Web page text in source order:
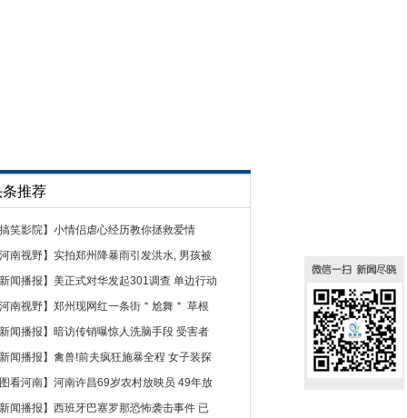
条推荐
搞笑影院】 小情侣虐心经历教你拯救爱情
河南视野】 实拍郑州降暴雨引发洪水, 男孩被
新闻播报 】 美正式对华发起301调查 单边行动
河南视野】 郑州现网红一条街＂尬舞＂ 草根
新闻播报 】 暗访传销曝惊人洗脑手段 受害者
新闻播报 】 禽兽!前夫疯狂施暴全程 女子装探
图看河南】 河南许昌69岁农村放映员 49年放
新闻播报 】 西班牙巴塞罗那恐怖袭击事件 已